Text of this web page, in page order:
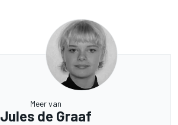
Meer van
Jules de Graaf